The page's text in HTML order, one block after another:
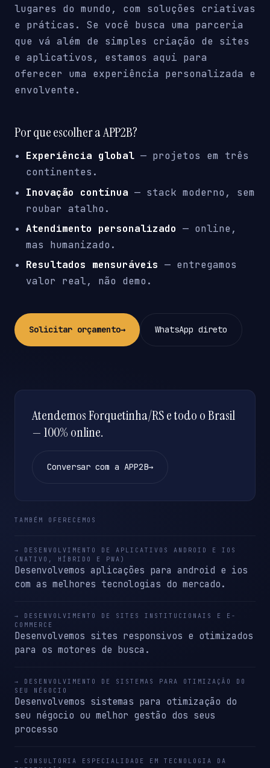
lugares do mundo, com soluções criativas
e práticas. Se você busca uma parceria
que vá além de simples criação de sites
e aplicativos, estamos aqui para
oferecer uma experiência personalizada e
envolvente.
Por que escolher a APP2B?
Experiência global — projetos em três
continentes.
Inovação contínua — stack moderno, sem
roubar atalho.
Atendimento personalizado — online,
mas humanizado.
Resultados mensuráveis — entregamos
valor real, não demo.
Solicitar orçamento→ WhatsApp direto
Atendemos Forquetinha/RS e todo o Brasil
— 100% online.
Conversar com a APP2B→
TAMBÉM OFERECEMOS
→ DESENVOLVIMENTO DE APLICATIVOS ANDROID E IOS
(NATIVO, HÍBRIDO E PWA)
Desenvolvemos aplicações para android e ios
com as melhores tecnologias do mercado.
→ DESENVOLVIMENTO DE SITES INSTITUCIONAIS E E-
COMMERCE
Desenvolvemos sites responsivos e otimizados
para os motores de busca.
→ DESENVOLVIMENTO DE SISTEMAS PARA OTIMIZAÇÃO DO
SEU NÉGOCIO
Desenvolvemos sistemas para otimização do
seu négocio ou melhor gestão dos seus
processo
→ CONSULTORIA ESPECIALIDADE EM TECNOLOGIA DA